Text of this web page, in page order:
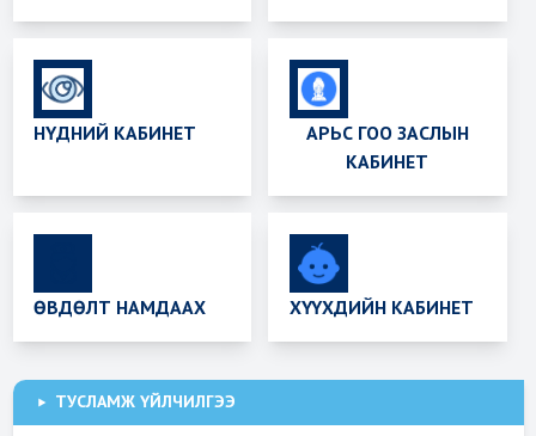
НҮДНИЙ КАБИНЕТ
АРЬС ГОО ЗАСЛЫН
КАБИНЕТ
ӨВДӨЛТ НАМДААХ ХҮҮХДИЙН КАБИНЕТ
ТУСЛАМЖ ҮЙЛЧИЛГЭЭ